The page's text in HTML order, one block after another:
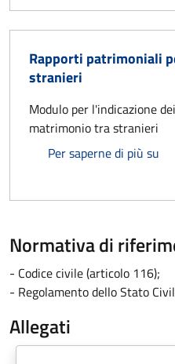
Rapporti patrimoniali
stranieri
Modulo per l'indicazione
matrimonio tra stranieri
Per saperne di più su
Normativa di
- Codice civile (articolo 116);
- Regolamento dello Stato
Allegati
Document